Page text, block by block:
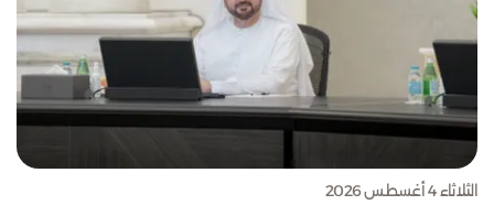
الثلاثاء 4 أغسطس 2026